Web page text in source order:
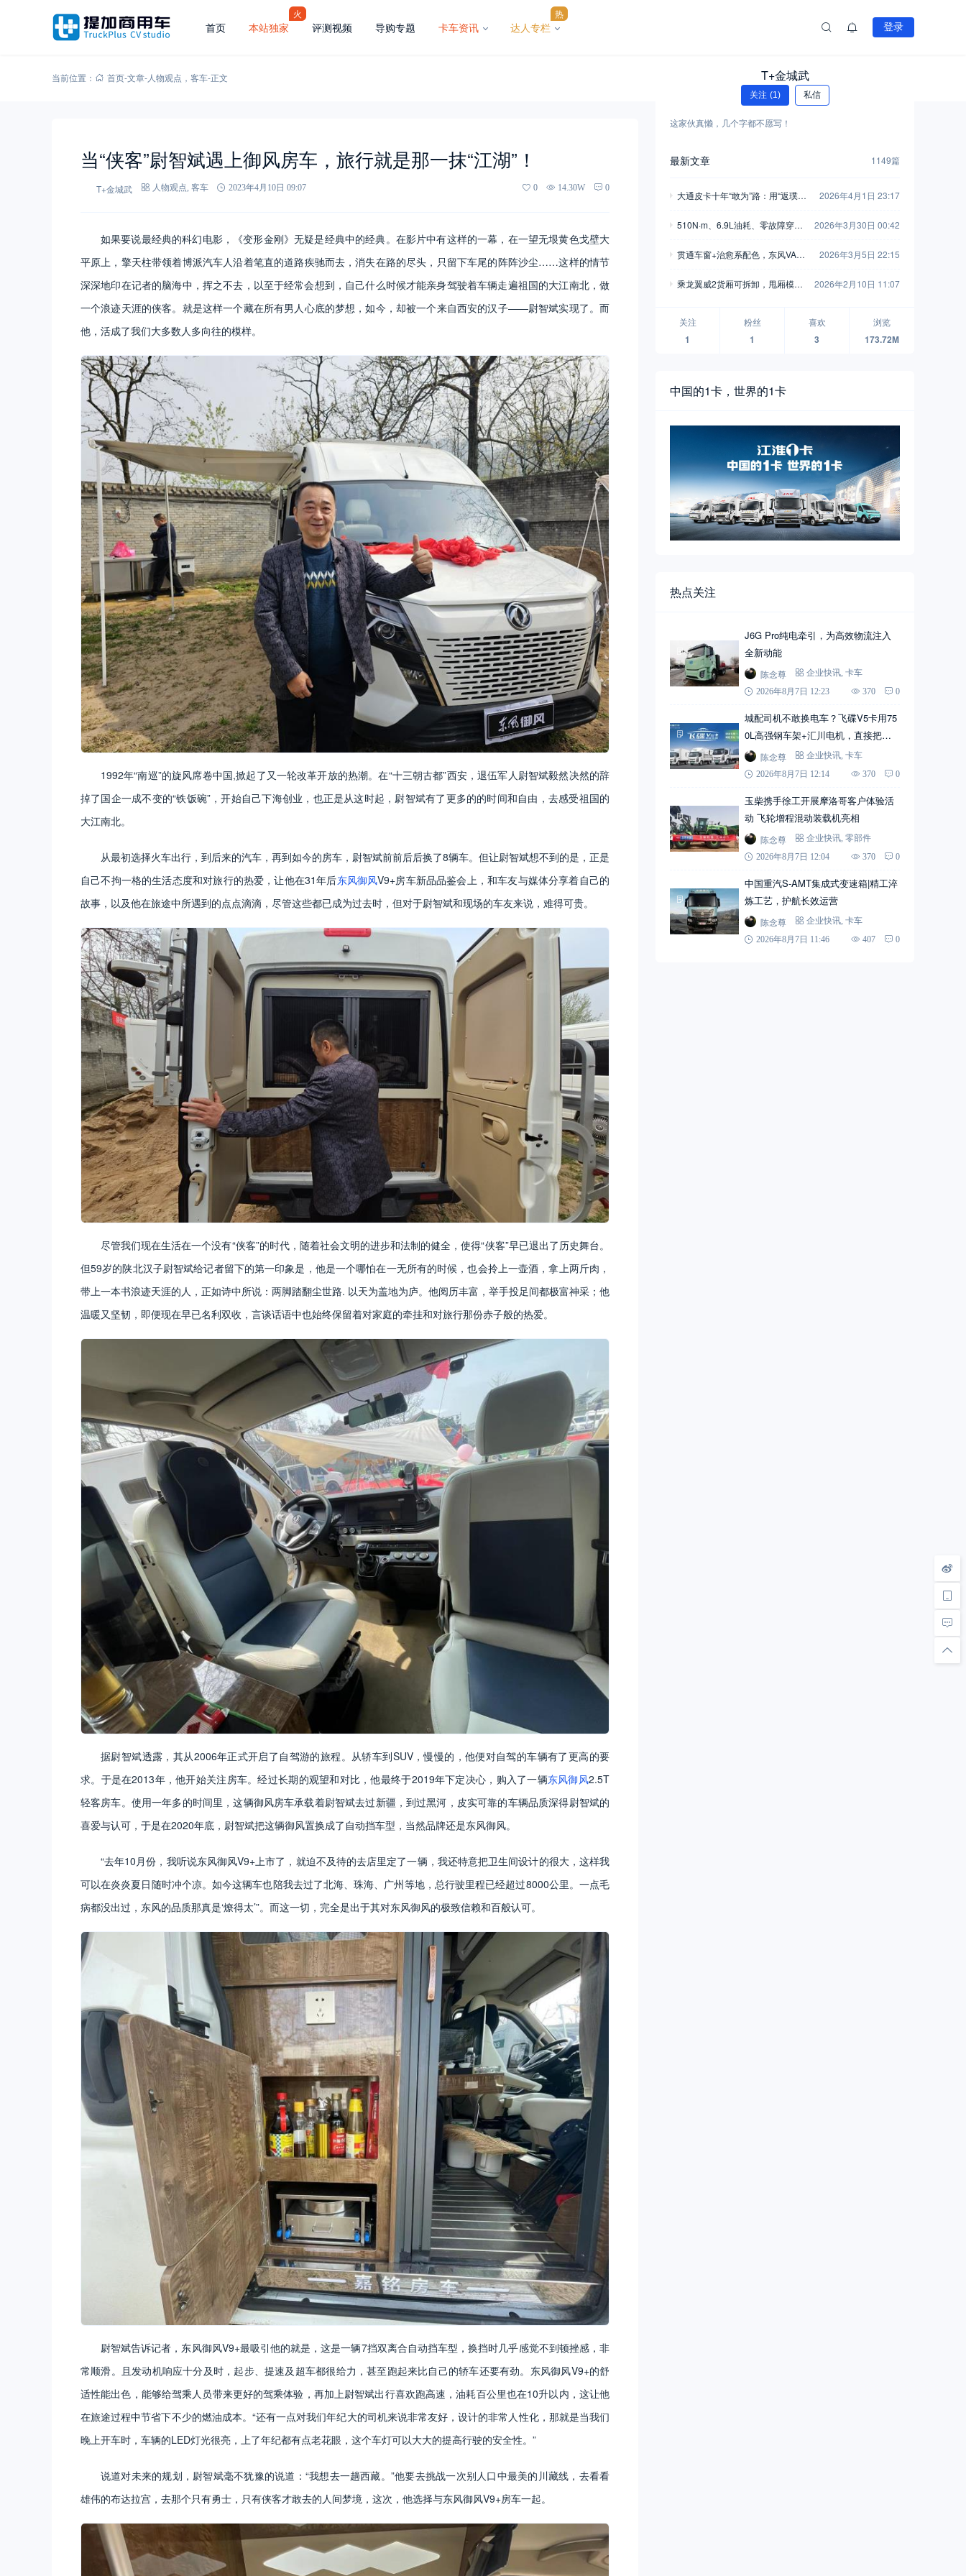
首页 本站独家
火
评测视频 导购专题 卡车资讯 达人专栏
热
登录
当前位置： 首页-文章-人物观点 ， 客车-正文
当“侠客”尉智斌遇上御风房车，旅行就是那一抹“江湖”！
T+金城武 人物观点 客车 2023年4月10日 09:07 0 14.30W 0
如果要说最经典的科幻电影，《变形金刚》无疑是经典中的经典。在影片中有这样的一幕，在一望无垠黄色戈壁大
平原上，擎天柱带领着博派汽车人沿着笔直的道路疾驰而去，消失在路的尽头，只留下车尾的阵阵沙尘……这样的情节
深深地印在记者的脑海中，挥之不去，以至于经常会想到，自己什么时候才能亲身驾驶着车辆走遍祖国的大江南北，做
一个浪迹天涯的侠客。就是这样一个藏在所有男人心底的梦想，如今，却被一个来自西安的汉子——尉智斌实现了。而
他，活成了我们大多数人多向往的模样。
1992年“南巡”的旋风席卷中国,掀起了又一轮改革开放的热潮。在“十三朝古都”西安，退伍军人尉智斌毅然决然的辞
掉了国企一成不变的“铁饭碗”，开始自己下海创业，也正是从这时起，尉智斌有了更多的的时间和自由，去感受祖国的
大江南北。
从最初选择火车出行，到后来的汽车，再到如今的房车，尉智斌前前后后换了8辆车。但让尉智斌想不到的是，正是
自己不拘一格的生活态度和对旅行的热爱，让他在31年后东风御风V9+房车新品品鉴会上，和车友与媒体分享着自己的
故事，以及他在旅途中所遇到的点点滴滴，尽管这些都已成为过去时，但对于尉智斌和现场的车友来说，难得可贵。
尽管我们现在生活在一个没有“侠客”的时代，随着社会文明的进步和法制的健全，使得“侠客”早已退出了历史舞台。
但59岁的陕北汉子尉智斌给记者留下的第一印象是，他是一个哪怕在一无所有的时候，也会拎上一壶酒，拿上两斤肉，
带上一本书浪迹天涯的人，正如诗中所说：两脚踏翻尘世路. 以天为盖地为庐。他阅历丰富，举手投足间都极富神采；他
温暖又坚韧，即便现在早已名利双收，言谈话语中也始终保留着对家庭的牵挂和对旅行那份赤子般的热爱。
据尉智斌透露，其从2006年正式开启了自驾游的旅程。从轿车到SUV，慢慢的，他便对自驾的车辆有了更高的要
求。于是在2013年，他开始关注房车。经过长期的观望和对比，他最终于2019年下定决心，购入了一辆东风御风2.5T
轻客房车。使用一年多的时间里，这辆御风房车承载着尉智斌去过新疆，到过黑河，皮实可靠的车辆品质深得尉智斌的
喜爱与认可，于是在2020年底，尉智斌把这辆御风置换成了自动挡车型，当然品牌还是东风御风。
“去年10月份，我听说东风御风V9+上市了，就迫不及待的去店里定了一辆，我还特意把卫生间设计的很大，这样我
可以在炎炎夏日随时冲个凉。如今这辆车也陪我去过了北海、珠海、广州等地，总行驶里程已经超过8000公里。一点毛
病都没出过，东风的品质那真是‘燎得太’”。而这一切，完全是出于其对东风御风的极致信赖和百般认可。
尉智斌告诉记者，东风御风V9+最吸引他的就是，这是一辆7挡双离合自动挡车型，换挡时几乎感觉不到顿挫感，非
常顺滑。且发动机响应十分及时，起步、提速及超车都很给力，甚至跑起来比自己的轿车还要有劲。东风御风V9+的舒
适性能出色，能够给驾乘人员带来更好的驾乘体验，再加上尉智斌出行喜欢跑高速，油耗百公里也在10升以内，这让他
在旅途过程中节省下不少的燃油成本。“还有一点对我们年纪大的司机来说非常友好，设计的非常人性化，那就是当我们
晚上开车时，车辆的LED灯光很亮，上了年纪都有点老花眼，这个车灯可以大大的提高行驶的安全性。”
说道对未来的规划，尉智斌毫不犹豫的说道：“我想去一趟西藏。”他要去挑战一次别人口中最美的川藏线，去看看
雄伟的布达拉宫，去那个只有勇士，只有侠客才敢去的人间梦境，这次，他选择与东风御风V9+房车一起。
T+金城武
关注 (1) 私信
这家伙真懒，几个字都不愿写！
最新文章 1149篇
大通皮卡十年“敢为”路：用“返璞归
2026年4月1日 23:17
510N·m、6.9L油耗、零故障穿
2026年3月30日 00:42
贯通车窗+治愈系配色，东风VAN
2026年3月5日 22:15
乘龙翼威2货厢可拆卸，甩厢模式
2026年2月10日 11:07
关注
1
粉丝
1
喜欢
3
浏览
173.72M
中国的1卡，世界的1卡
热点关注
J6G Pro纯电牵引，为高效物流注入
全新动能
陈念尊 企业快讯 卡车
2026年8月7日 12:23
370 0
城配司机不敢换电车？飞碟V5卡用75
0L高强钢车架+汇川电机，直接把信
心拉满陈念尊 企业快讯 卡车
2026年8月7日 12:14
370 0
玉柴携手徐工开展摩洛哥客户体验活
动 飞轮增程混动装载机亮相
陈念尊 企业快讯 零部件
2026年8月7日 12:04
370 0
中国重汽S-AMT集成式变速箱|精工淬
炼工艺，护航长效运营
陈念尊 企业快讯 卡车
2026年8月7日 11:46
407 0